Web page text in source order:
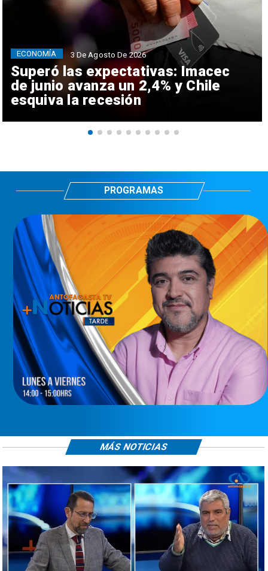
Superó las expectativas: Imacec
de junio avanza un 2,4% y Chile
esquiva la recesión
ECONOMÍA 3 De Agosto De 2026
PROGRAMAS
MÁS NOTICIAS